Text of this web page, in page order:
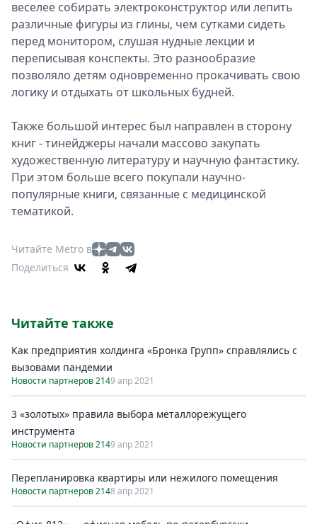
веселее собирать электроконструктор или лепить
различные фигуры из глины, чем сутками сидеть
перед монитором, слушая нудные лекции и
переписывая конспекты. Это разнообразие
позволяло детям одновременно прокачивать свою
логику и отдыхать от школьных будней.
Также большой интерес был направлен в сторону
книг - тинейджеры начали массово закупать
художественную литературу и научную фантастику.
При этом больше всего покупали научно-
популярные книги, связанные с медицинской
тематикой.
Читайте Metro в
Поделиться
Читайте также
Как предприятия холдинга «Бронка Групп» справлялись с
вызовами пандемии
Новости партнеров 2149 апр 2021
3 «золотых» правила выбора металлорежущего
инструмента
Новости партнеров 2149 апр 2021
Перепланировка квартиры или нежилого помещения
Новости партнеров 2148 апр 2021